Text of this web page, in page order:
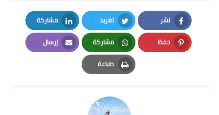
نشر
Facebook
تغريد
Twitter
مشاركة
LinkedIn
حفظ
Pinterest
مشاركة
Whatsapp
إرسال
Email
طباعة
Print